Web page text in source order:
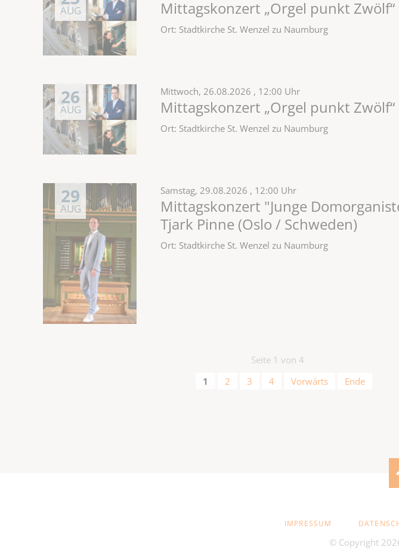
AUG Mittagskonzert „Orgel punkt Zwölf“
Ort: Stadtkirche St. Wenzel zu Naumburg
26
AUG
Mittwoch, 26.08.2026 , 12:00 Uhr
Mittagskonzert „Orgel punkt Zwölf“
Ort: Stadtkirche St. Wenzel zu Naumburg
29
AUG
Samstag, 29.08.2026 , 12:00 Uhr
Mittagskonzert "Junge
Tjark Pinne (Oslo / Schweden)
Ort: Stadtkirche St. Wenzel zu Naumburg
Seite 1 von 4
1
2 3 4 Vorwärts Ende
ÜBERSPRINGEN
IMPRESSUM
© Copyright